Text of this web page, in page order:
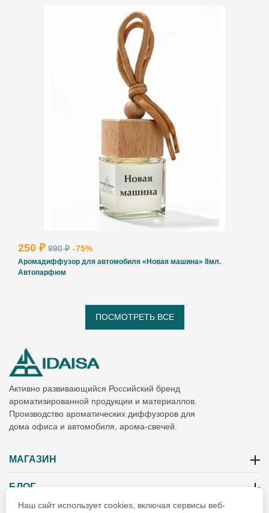
250 ₽ 990 ₽ -75%
Аромадиффузор для автомобиля «Новая машина» 8мл.
Автопарфюм
ПОСМОТРЕТЬ ВСЕ
Активно развивающийся Российский бренд
ароматизированной продукции и материаллов.
Производство ароматических диффузоров для
дома офиса и автомобиля, арома-свечей.
МАГАЗИН
БЛОГ
Наш сайт использует cookies, включая сервисы веб-